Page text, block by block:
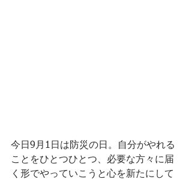
今日9月1日は防災の日。自分がやれる
ことをひとつひとつ、必要な方々に届
く形でやっていこうと心を新たにして